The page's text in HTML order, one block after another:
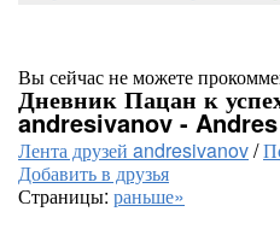
Вы сейчас не можете
Дневник Пацан к
andresivanov -
Лента друзей andresivanov/
Добавить в друзья
Страницы: раньше»